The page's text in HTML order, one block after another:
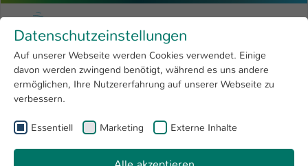
Menu
Forschung 4
Open submenu
Hochschule
International
Zum Hauptinhalt springen
Hochschule Kaiserslautern
Sie sind hier:
Labore
Fachbereich
Datenschutzeinstellungen
Auf unserer Webseite werden Cookies verwendet. Einige
davon werden zwingend benötigt, während es uns andere
ermöglichen, Ihre Nutzererfahrung auf unserer Webseite zu
verbessern.
Essentiell Marketing Externe Inhalte